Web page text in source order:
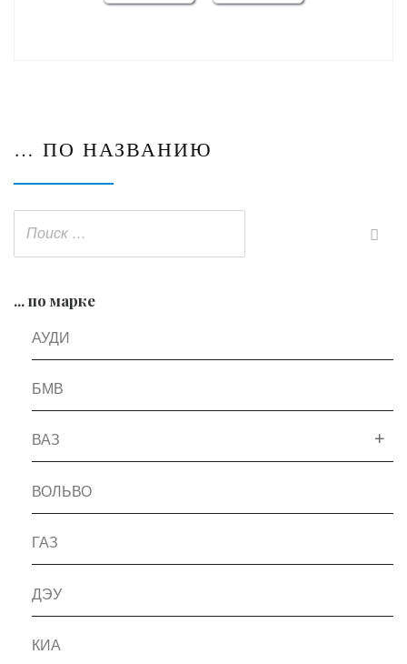
… ПО НАЗВАНИЮ
... по марке
АУДИ
БМВ
ВАЗ
ВОЛЬВО
ГАЗ
ДЭУ
КИА